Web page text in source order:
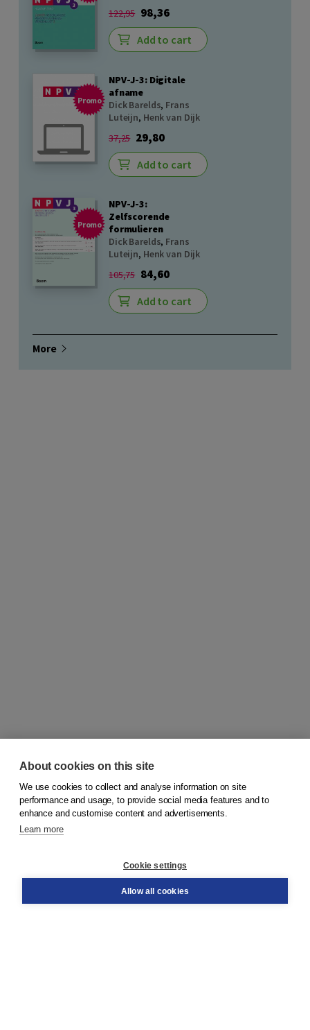
122,95 98,36
Add to cart
Promo
NPV-J-3: Digitale
afname
Dick Barelds, Frans
Luteijn, Henk van Dijk
37,25 29,80
Add to cart
Promo
NPV-J-3:
Zelfscorende
formulieren
Dick Barelds, Frans
Luteijn, Henk van Dijk
105,75 84,60
Add to cart
More
© 2026Koninklijke Boom uitgevers
Order
About cookies on this site
We use cookies to collect and analyse information on site
performance and usage, to provide social media features and to
enhance and customise content and advertisements.
Learn more
Cookie settings
Allow all cookies